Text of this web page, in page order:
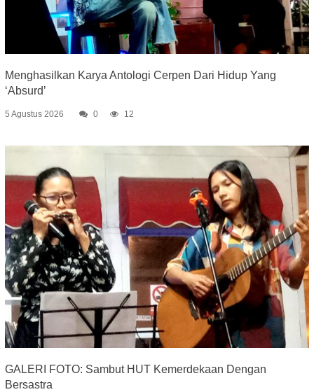
Menghasilkan Karya Antologi Cerpen Dari Hidup Yang
‘Absurd’
5 Agustus 2026 0 12
GALERI FOTO: Sambut HUT Kemerdekaan Dengan
Bersastra